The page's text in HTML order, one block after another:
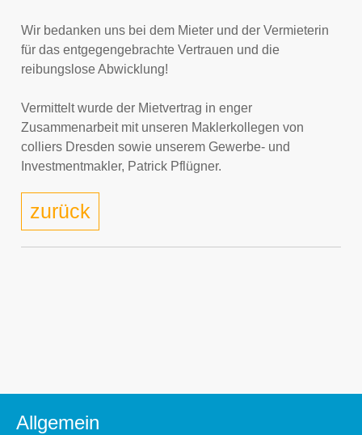
Wir bedanken uns bei dem Mieter und der Vermieterin
für das entgegengebrachte Vertrauen und die
reibungslose Abwicklung!
Vermittelt wurde der Mietvertrag in enger
Zusammenarbeit mit unseren Maklerkollegen von
colliers Dresden sowie unserem Gewerbe- und
Investmentmakler, Patrick Pflügner.
zurück
Allgemein